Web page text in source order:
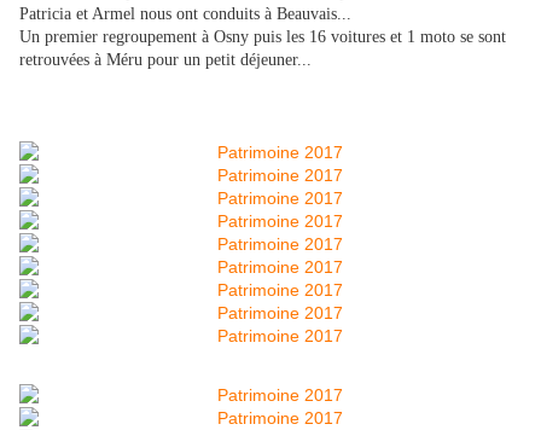
Patricia et Armel nous ont conduits à Beauvais...
Un premier regroupement à Osny puis les 16 voitures et 1 moto se sont
retrouvées à Méru pour un petit déjeuner...